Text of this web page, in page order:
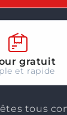
gratuit
et rapide
tous